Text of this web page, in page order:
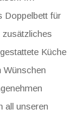
Doppelbett für
zusätzliches
Küche
Wünschen
all unseren